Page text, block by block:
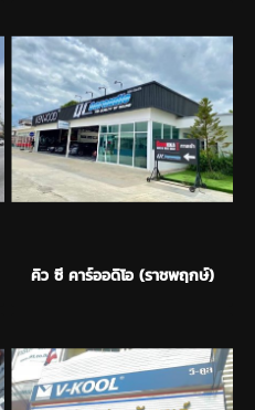
คิว ซี คาร์ออดิโอ (ราชพฤกษ์)